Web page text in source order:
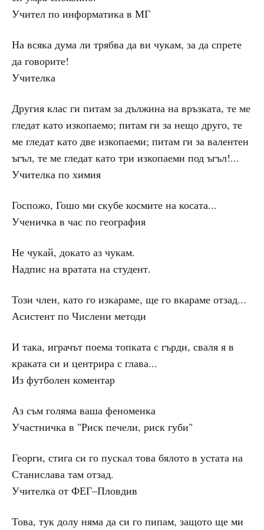
Учител по информатика в МГ
На всяка дума ли трябва да ви чукам, за да спрете
да говорите!
Учителка
Другия клас ги питам за дължина на връзката, те ме
гледат като изкопаемо; питам ги за нещо друго, те
ме гледат като две изкопаеми; питам ги за валентен
ъгъл, те ме гледат като три изкопаеми под ъгъл!...
Учителка по химия
Госпожо, Гошо ми скубе космите на косата...
Ученичка в час по география
Не чукай, докато аз чукам.
Надпис на вратата на студент.
Този член, като го изкараме, ще го вкараме отзад...
Асистент по Числени методи
И така, играчът поема топката с гърди, сваля я в
краката си и центрира с глава...
Из футболен коментар
Аз съм голяма ваша феноменка
Участничка в "Риск печели, риск губи"
Георги, стига си го пускал това бялото в устата на
Станислава там отзад.
Учителка от ФЕГ–Пловдив
Това, тук долу няма да си го пипам, защото ще ми